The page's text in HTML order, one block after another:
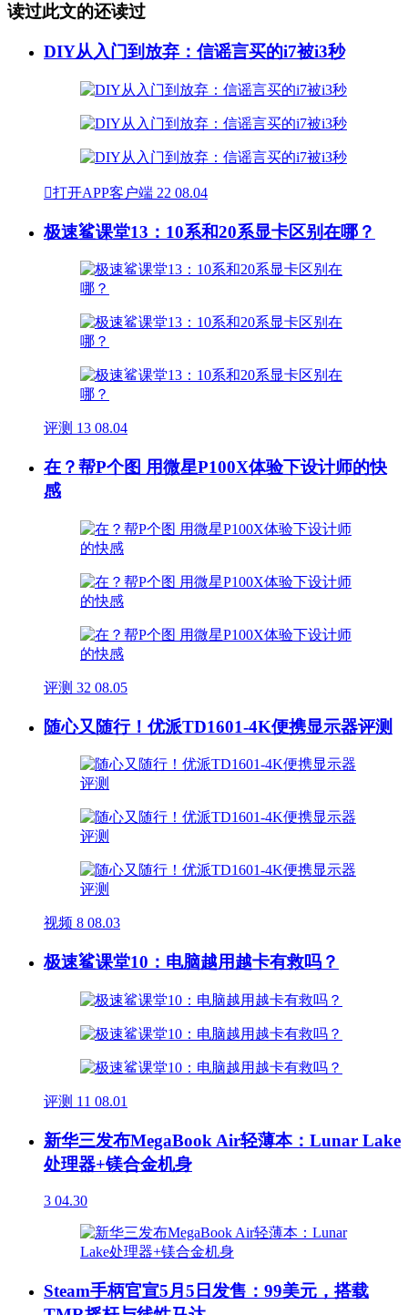
读过此文的还读过
DIY从入门到放弃：信谣言买的i7被i3秒
打开APP客户端 22 08.04
极速鲨课堂13：10系和20系显卡区别在哪？
评测 13 08.04
在？帮P个图 用微星P100X体验下设计师的快
感
评测 32 08.05
随心又随行！优派TD1601-4K便携显示器评测
视频 8 08.03
极速鲨课堂10：电脑越用越卡有救吗？
评测 11 08.01
新华三发布MegaBook Air轻薄本：Lunar Lake
处理器+镁合金机身
3 04.30
Steam手柄官宣5月5日发售：99美元，搭载